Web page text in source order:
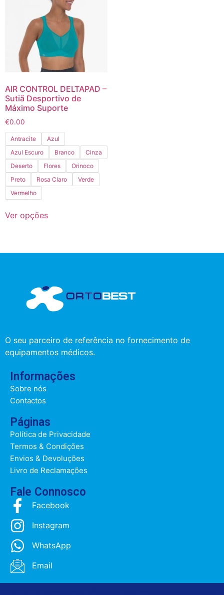
AIR CONTROL DELTAPAD –
Sutiã Desportivo de
Máximo Suporte
€0.00
Antracite
Azul
Azul Escuro
Branco
Cinza
Deserto
Flores
Orinoco
Preto
Rosa Claro
Verde
Vermelho
Ver opções
O seu parceiro de referência no fornecimento de
equipamentos médicos.
Informações
Sobre nós
Contactos
Páginas
Política de Privacidade
Termos & Condições
Envios & Devoluções
Livro de Reclamações
Fale Connosco
Facebook
Instagram
WhatsApp
Email